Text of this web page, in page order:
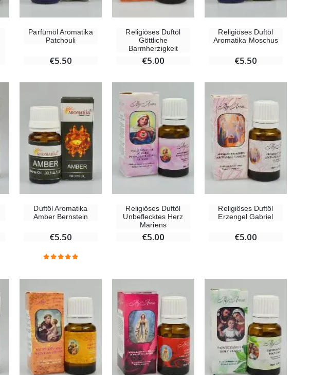
Parfümöl Aromatika
Patchouli
€5.50
Religiöses Duftöl
Göttliche
Barmherzigkeit
€5.00
Religiöses Duftöl
Aromatika Moschus
€5.50
Duftöl Aromatika
Amber Bernstein
€5.50
Religiöses Duftöl
Unbeflecktes Herz
Mariens
€5.00
Religiöses Duftöl
Erzengel Gabriel
€5.00
6 Kerzen Farbe Weiss
€59.90